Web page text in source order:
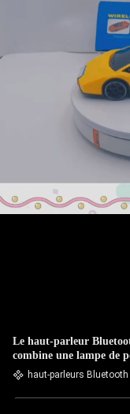
Le haut-parleur
combine une lampe de
pour les voyages à
haut-parleurs Bluetooth